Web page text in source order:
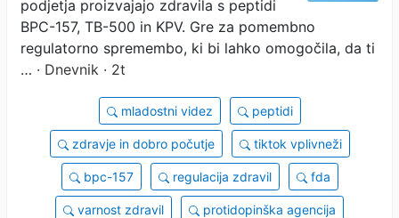
podjetja proizvajajo zdravila s peptidi
BPC-157, TB-500 in KPV. Gre za pomembno
regulatorno spremembo, ki bi lahko omogočila, da ti
… · Dnevnik · 2t
mladostni videz peptidi
zdravje in dobro počutje tiktok vplivneži
bpc-157 regulacija zdravil fda
varnost zdravil protidopinška agencija